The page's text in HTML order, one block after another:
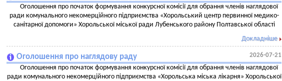
Оголошення про початок формування конкурсної комісії для обрання членів наглядової
ради комунального некомерційного підприємства «Хорольський центр первинної медико-
санітарної допомоги» Хорольської міської ради Лубенського району Полтавської області
Докладніше
Оголошення про наглядову раду 2026-07-21
Оголошення про початок формування конкурсної комісії для обрання членів наглядової
ради комунального некомерційного підприємства «Хорольська міська лікарня» Хорольської